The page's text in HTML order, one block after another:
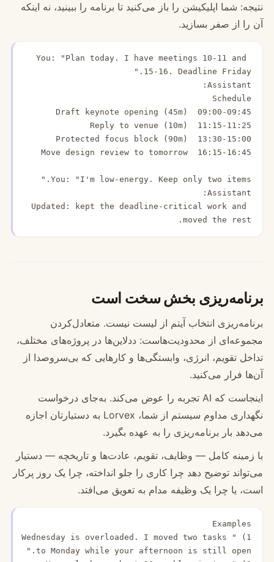
نتیجه: شما اپلیکیشن را باز می‌کنید تا برنامه را ببینید، نه اینکه
آن را از صفر بسازید.
You: "Plan today. I have meetings 10-11 and
09:00-09:45  Draft keynote opening (45m)
16:15-16:45  Move design review to tomorrow
Updated: kept the deadline-critical work and
moved the rest.
برنامه‌ریزی بخش سخت است
برنامه‌ریزی انتخاب آیتم از لیست نیست. متعادل‌کردن
مجموعه‌ای از محدودیت‌هاست: ددلاین‌ها در پروژه‌های مختلف،
تداخل تقویم، انرژی، وابستگی‌ها و کارهایی که بی‌سروصدا از
آن‌ها فرار می‌کنید.
اینجاست که AI تجربه را عوض می‌کند. به‌جای درخواست
نگهداری مداوم سیستم از شما، Lorvex به دستیارتان اجازه
می‌دهد بار برنامه‌ریزی را به عهده بگیرد.
با زمینه کامل — وظایف، تقویم، عادت‌ها و تاریخچه — دستیار
می‌تواند توضیح دهد چرا کاری را جلو انداخته، چرا یک روز پرکار
است، یا چرا یک وظیفه مدام به تعویق می‌افتد.
1) "Wednesday is overloaded. I moved two tasks